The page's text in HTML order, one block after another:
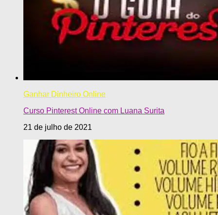
Ganhar Dinheiro Online
Curso Pinterest Online com Luana Surita
21 de julho de 2021